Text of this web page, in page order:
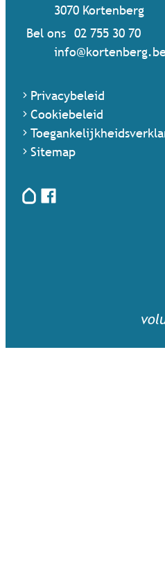
,
3070 Kortenberg
Bel ons 02 755 30 70
Mail ons
info@
Privacybeleid
Cookiebeleid
Sitemap
HoplrFacebook